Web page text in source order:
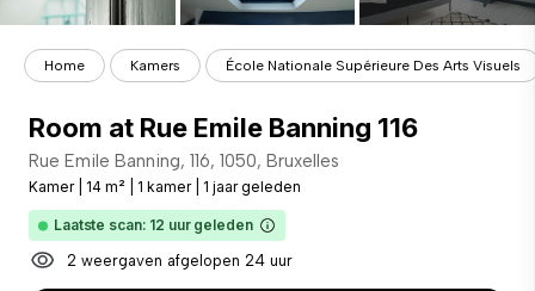
Home Kamers École Nationale Supérieure Des Arts Visuels
Room at Rue Emile Banning 116
Rue Emile Banning, 116, 1050, Bruxelles
Kamer 14 m² 1 kamer 1 jaar geleden
Laatste scan: 12 uur geleden
2 weergaven afgelopen 24 uur